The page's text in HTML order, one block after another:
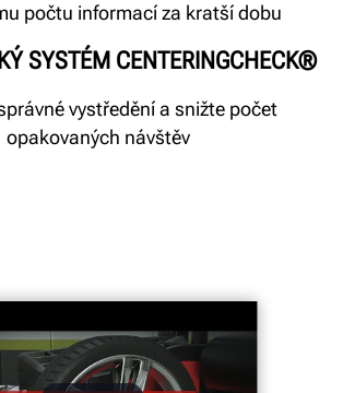
počtu informací za kratší dobu
SYSTÉM CENTERINGCHECK®
vystředění a snižte počet
opakovaných návštěv